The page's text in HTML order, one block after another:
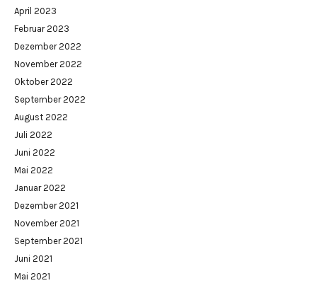
April 2023
Februar 2023
Dezember 2022
November 2022
Oktober 2022
September 2022
August 2022
Juli 2022
Juni 2022
Mai 2022
Januar 2022
Dezember 2021
November 2021
September 2021
Juni 2021
Mai 2021